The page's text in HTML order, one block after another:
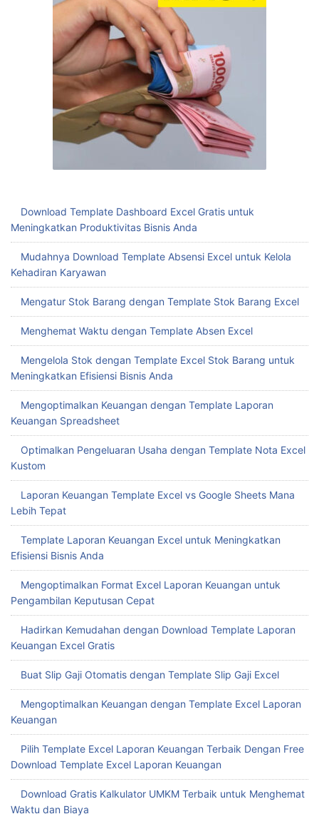
Download Template Dashboard Excel Gratis untuk
Meningkatkan Produktivitas Bisnis Anda
Mudahnya Download Template Absensi Excel untuk Kelola
Kehadiran Karyawan
Mengatur Stok Barang dengan Template Stok Barang Excel
Menghemat Waktu dengan Template Absen Excel
Mengelola Stok dengan Template Excel Stok Barang untuk
Meningkatkan Efisiensi Bisnis Anda
Mengoptimalkan Keuangan dengan Template Laporan
Keuangan Spreadsheet
Optimalkan Pengeluaran Usaha dengan Template Nota Excel
Kustom
Laporan Keuangan Template Excel vs Google Sheets Mana
Lebih Tepat
Template Laporan Keuangan Excel untuk Meningkatkan
Efisiensi Bisnis Anda
Mengoptimalkan Format Excel Laporan Keuangan untuk
Pengambilan Keputusan Cepat
Hadirkan Kemudahan dengan Download Template Laporan
Keuangan Excel Gratis
Buat Slip Gaji Otomatis dengan Template Slip Gaji Excel
Mengoptimalkan Keuangan dengan Template Excel Laporan
Keuangan
Pilih Template Excel Laporan Keuangan Terbaik Dengan Free
Download Template Excel Laporan Keuangan
Download Gratis Kalkulator UMKM Terbaik untuk Menghemat
Waktu dan Biaya